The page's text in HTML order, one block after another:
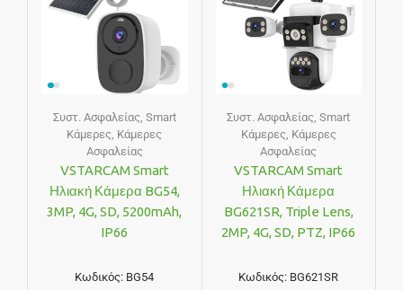
Συστ. Ασφαλείας, Smart
Κάμερες, Κάμερες
Ασφαλείας
VSTARCAM Smart
Ηλιακή Κάμερα BG54,
3MP, 4G, SD, 5200mAh,
IP66
Κωδικός: BG54
Συστ. Ασφαλείας,Smart
Κάμερες, Κάμερες
Ασφαλείας
VSTARCAM Smart
Ηλιακή Κάμερα
BG621SR, Triple Lens,
2MP, 4G, SD, PTZ, IP66
Κωδικός: BG621SR